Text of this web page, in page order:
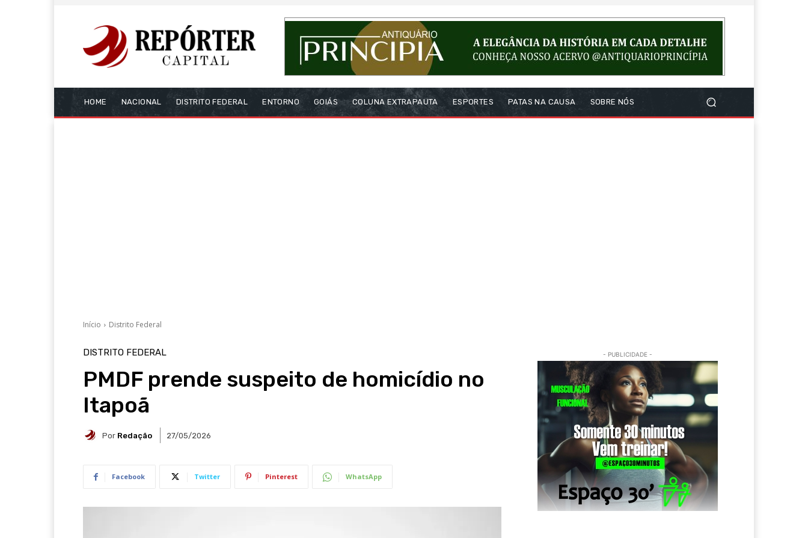
HOME NACIONAL DISTRITO FEDERAL ENTORNO GOIÁS COLUNA EXTRAPAUTA ESPORTES PATAS NA CAUSA SOBRE NÓS
Início Distrito Federal
DISTRITO FEDERAL
PMDF prende suspeito de homicídio no
Itapoã
Por Redação 27/05/2026
Facebook Twitter Pinterest WhatsApp
- PUBLICIDADE -